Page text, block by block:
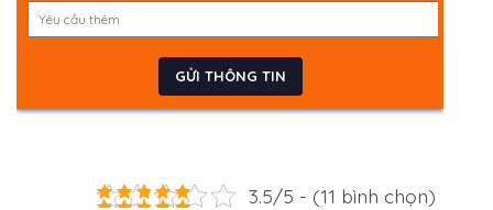
3.5/5 - (11 bình chọn)